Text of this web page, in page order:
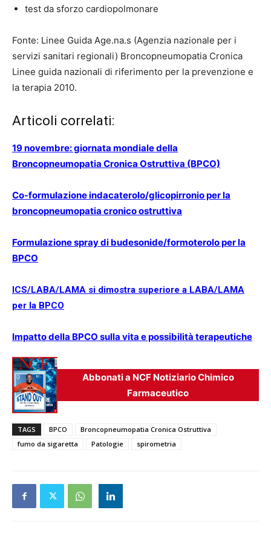
test da sforzo cardiopolmonare
Fonte: Linee Guida Age.na.s (Agenzia nazionale per i
servizi sanitari regionali) Broncopneumopatia Cronica
Linee guida nazionali di riferimento per la prevenzione e
la terapia 2010.
Articoli correlati:
19 novembre: giornata mondiale della
Broncopneumopatia Cronica Ostruttiva (BPCO)
Co-formulazione indacaterolo/glicopirronio per la
broncopneumopatia cronico ostruttiva
Formulazione spray di budesonide/formoterolo per la
BPCO
ICS/LABA/LAMA si dimostra superiore a LABA/LAMA
per la BPCO
Impatto della BPCO sulla vita e possibilità terapeutiche
Abbonati a NCF Notiziario Chimico
Farmaceutico
TAGS BPCO
Broncopneumopatia Cronica Ostruttiva
fumo da sigaretta
Patologie spirometria